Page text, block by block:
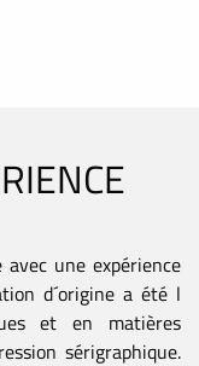
une expérience
d´origine a été l
et en matières
sérigraphique.